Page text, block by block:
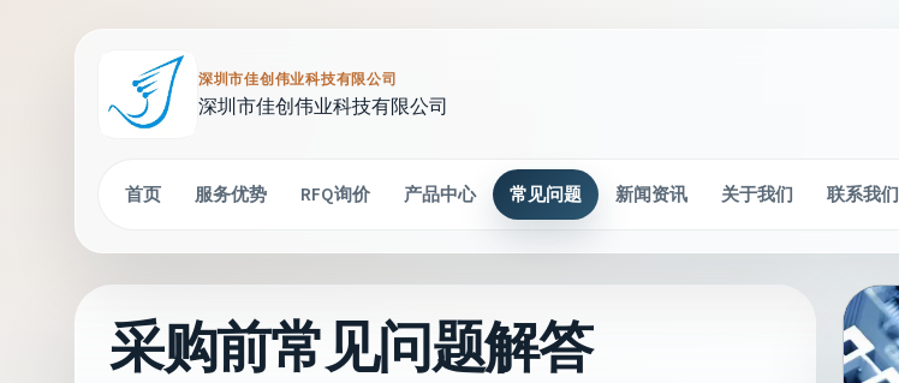
深圳市佳创伟业科技有限公司
深圳市佳创伟业科技有限公司
首页 服务优势 RFQ询价 产品中心 常见问题 新闻资讯 关于我们 联系我们
采购前常见问题解答